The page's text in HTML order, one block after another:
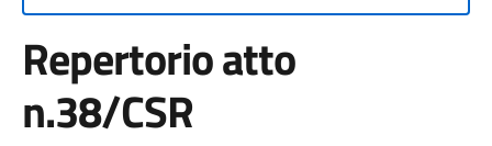
Repertorio atto
n.38/CSR